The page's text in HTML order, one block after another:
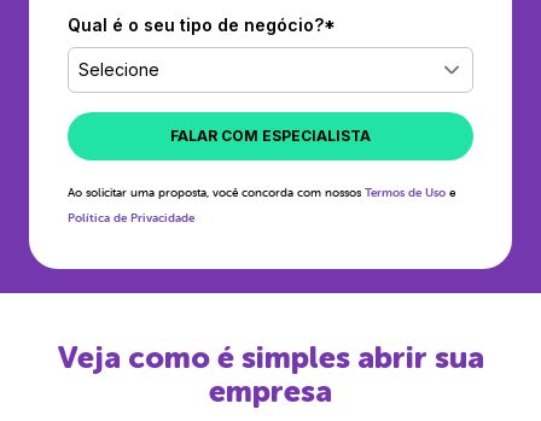
Qual é o seu tipo de negócio?*
Selecione
FALAR COM ESPECIALISTA
Ao solicitar uma proposta, você concorda com nossos Termos de Uso e
Política de Privacidade
Veja como é simples abrir sua
empresa